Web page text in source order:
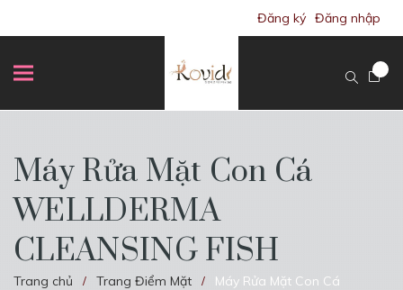
Đăng ký Đăng nhập
Máy Rửa Mặt Con Cá
WELLDERMA
CLEANSING FISH
Trang chủ / Trang Điểm Mặt /
Máy Rửa Mặt Con Cá